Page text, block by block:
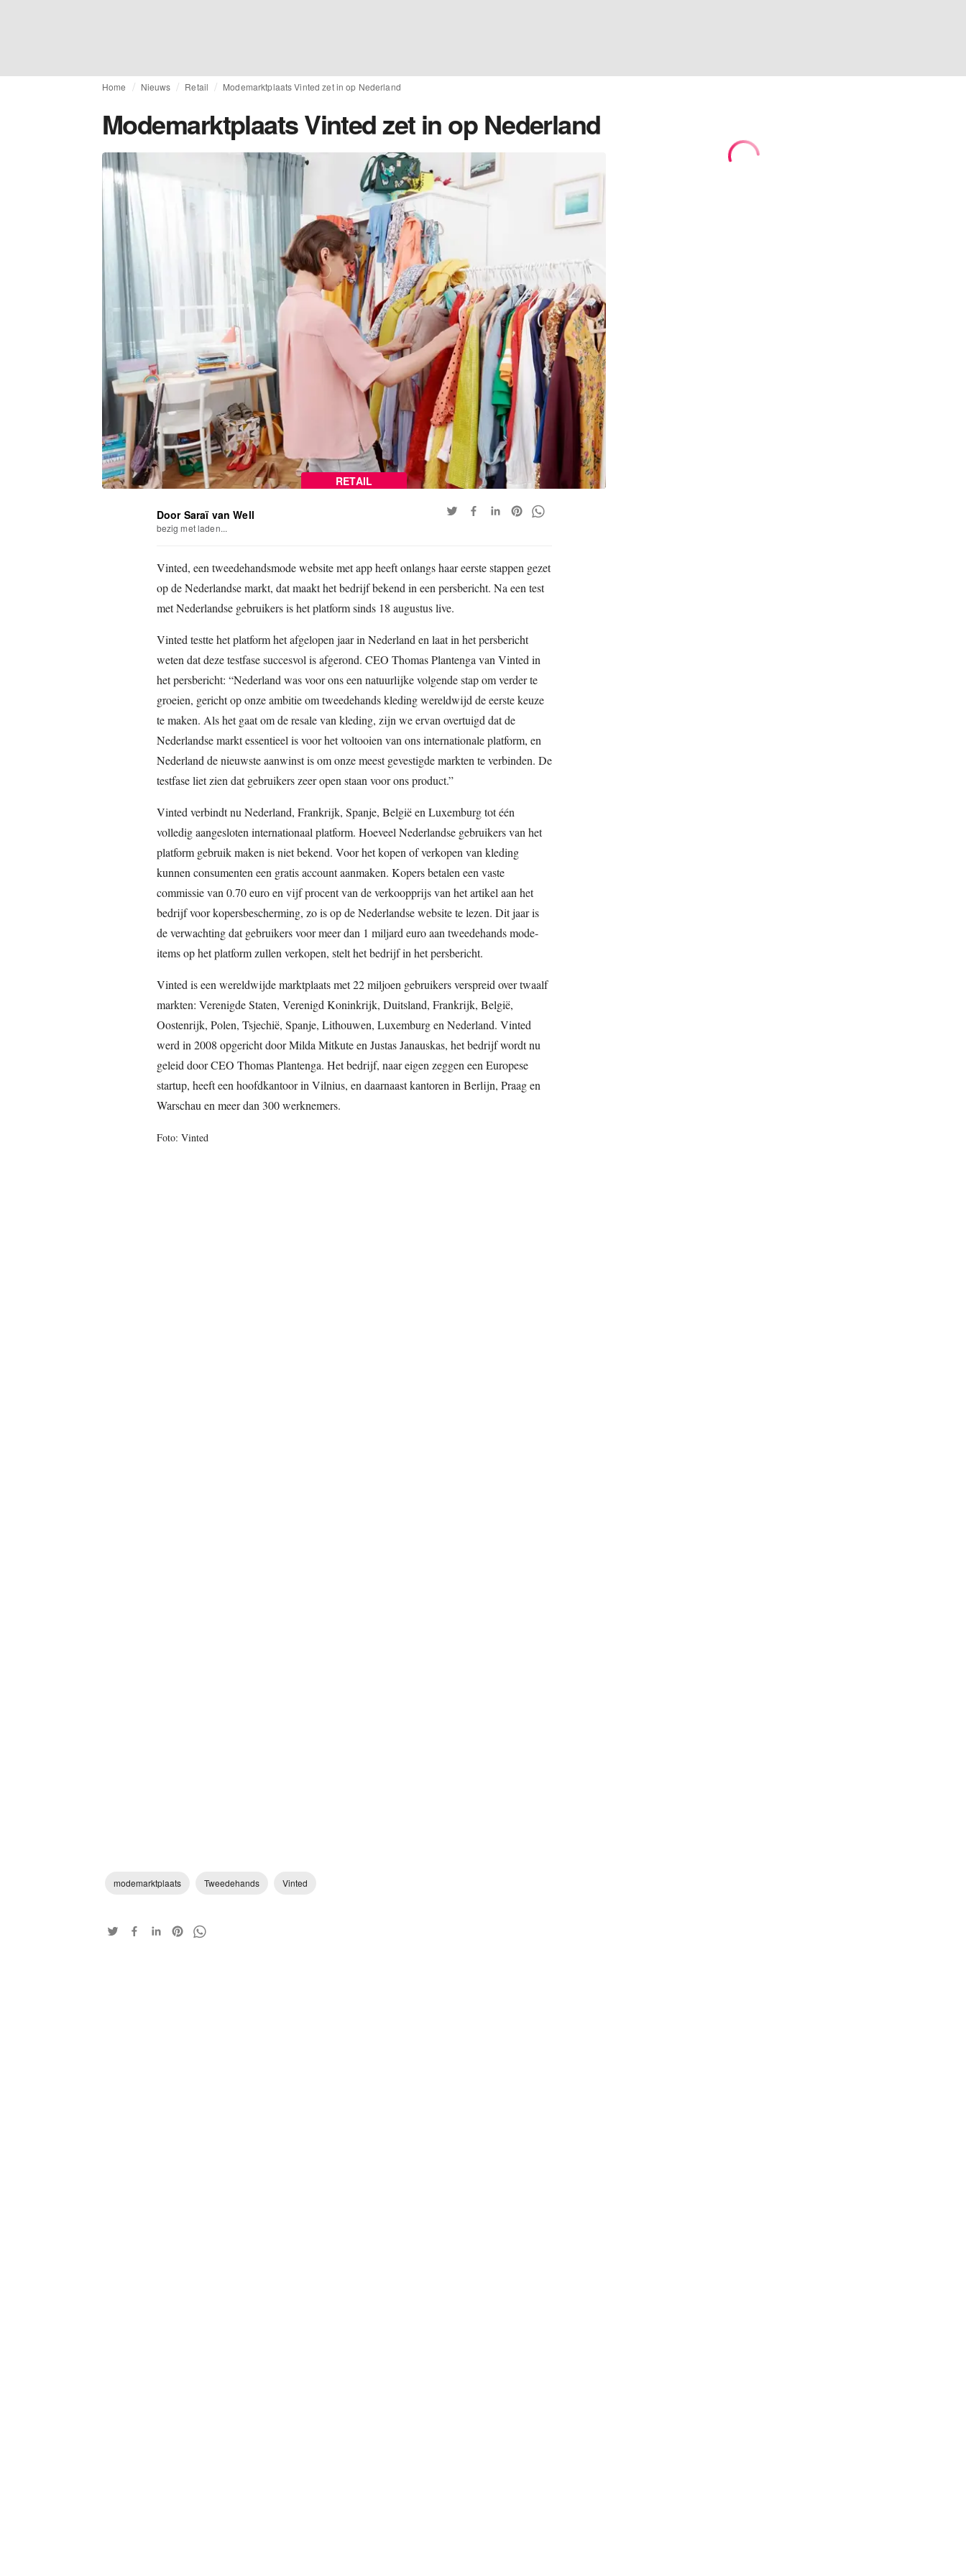
Home Nieuws Retail Modemarktplaats Vinted zet in op Nederland
Modemarktplaats Vinted zet in op Nederland
RETAIL
Door Saraï van Well
bezig met laden...
Vinted, een tweedehandsmode website met app heeft onlangs haar eerste stappen gezet
op de Nederlandse markt, dat maakt het bedrijf bekend in een persbericht. Na een test
met Nederlandse gebruikers is het platform sinds 18 augustus live.
Vinted testte het platform het afgelopen jaar in Nederland en laat in het persbericht
weten dat deze testfase succesvol is afgerond. CEO Thomas Plantenga van Vinted in
het persbericht: “Nederland was voor ons een natuurlijke volgende stap om verder te
groeien, gericht op onze ambitie om tweedehands kleding wereldwijd de eerste keuze
te maken. Als het gaat om de resale van kleding, zijn we ervan overtuigd dat de
Nederlandse markt essentieel is voor het voltooien van ons internationale platform, en
Nederland de nieuwste aanwinst is om onze meest gevestigde markten te verbinden. De
testfase liet zien dat gebruikers zeer open staan voor ons product.”
Vinted verbindt nu Nederland, Frankrijk, Spanje, België en Luxemburg tot één
volledig aangesloten internationaal platform. Hoeveel Nederlandse gebruikers van het
platform gebruik maken is niet bekend. Voor het kopen of verkopen van kleding
kunnen consumenten een gratis account aanmaken. Kopers betalen een vaste
commissie van 0.70 euro en vijf procent van de verkoopprijs van het artikel aan het
bedrijf voor kopersbescherming, zo is op de Nederlandse website te lezen. Dit jaar is
de verwachting dat gebruikers voor meer dan 1 miljard euro aan tweedehands mode-
items op het platform zullen verkopen, stelt het bedrijf in het persbericht.
Vinted is een wereldwijde marktplaats met 22 miljoen gebruikers verspreid over twaalf
markten: Verenigde Staten, Verenigd Koninkrijk, Duitsland, Frankrijk, België,
Oostenrijk, Polen, Tsjechië, Spanje, Lithouwen, Luxemburg en Nederland. Vinted
werd in 2008 opgericht door Milda Mitkute en Justas Janauskas, het bedrijf wordt nu
geleid door CEO Thomas Plantenga. Het bedrijf, naar eigen zeggen een Europese
startup, heeft een hoofdkantoor in Vilnius, en daarnaast kantoren in Berlijn, Praag en
Warschau en meer dan 300 werknemers.
Foto: Vinted
modemarktplaats Tweedehands Vinted